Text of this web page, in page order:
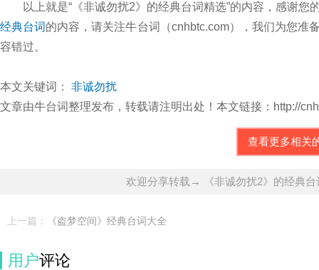
以上就是“《非诚勿扰2》的经典台词精选”的内容，感谢您
经典台词的内容，请关注牛台词（cnhbtc.com），我们为您准
容错过。
本文关键词： 非诚勿扰
文章由牛台词整理发布，转载请注明出处！本文链接：http://
查看更多相关
欢迎分享转载→ 《非诚勿扰2》的经典台
上一篇： 《盗梦空间》经典台词大全
用户评论